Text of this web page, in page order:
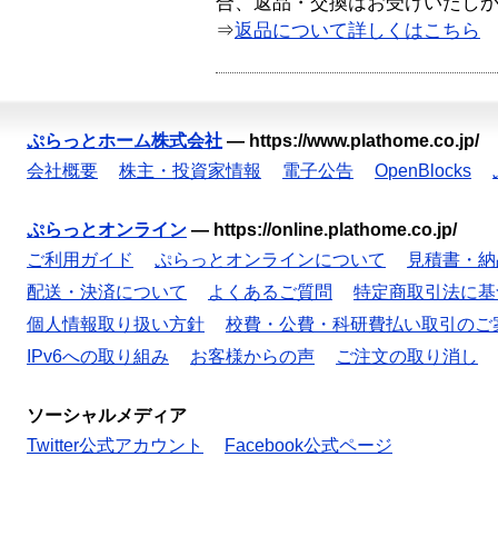
⇒返品について詳しくはこちら
ぷらっとホーム株式会社 — https://www.plathome.co.jp/
会社概要
株主・投資家情報 電子公告 OpenBlocks
ぷらっとオンライン — https://online.plathome.co.jp/
ご利用ガイド
ぷらっとオンラインについて
見積書・
配送・決済について
よくあるご質問
特定商取引法に
個人情報取り扱い方針
校費・公費・科研費払い取引のご
IPv6への取り組み
お客様からの声 ご注文の取り消し
ソーシャルメディア
Twitter公式アカウント
Facebook公式ページ